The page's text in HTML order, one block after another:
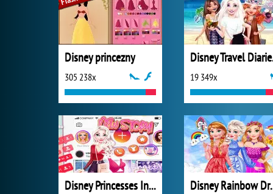
Disney princezny
305 238x 19 349x
Disney Princesses Instagram Stories